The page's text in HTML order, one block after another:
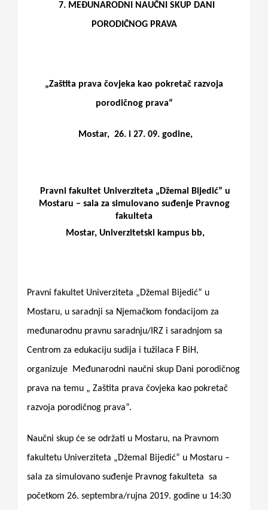
Publikacije
Novosti
Kontakt
7. MEĐUNARODNI NAUČNI SKUP DANI
PORODIČNOG PRAVA
„Zaštita prava čovjeka kao pokretač razvoja
porodičnog prava“
Mostar, 26. i 27. 09. godine,
Pravni fakultet Univerziteta „Džemal Bijedić” u
Mostaru – sala za simulovano suđenje Pravnog
fakulteta
Mostar, Univerzitetski kampus bb,
Pravni fakultet Univerziteta „Džemal Bijedić“ u
Mostaru, u saradnji sa Njemačkom fondacijom za
međunarodnu pravnu saradnju/IRZ i saradnjom sa
Centrom za edukaciju sudija i tužilaca F BiH,
organizuje
Međunarodni naučni skup Dani porodičnog
prava na temu „ Zaštita prava čovjeka kao pokretač
razvoja porodičnog prava“.
Naučni skup će se održati u Mostaru, na Pravnom
fakultetu Univerziteta „Džemal Bijedić” u Mostaru –
sala za simulovano suđenje Pravnog fakulteta sa
početkom 26. septembra/rujna 2019. godine u 14:30